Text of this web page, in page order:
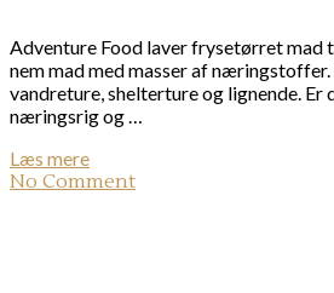
Adventure Food laver frysetørret mad
nem mad med masser af
vandreture, shelterture og lignende. Er
næringsrig og …
Læs mere
No Comment